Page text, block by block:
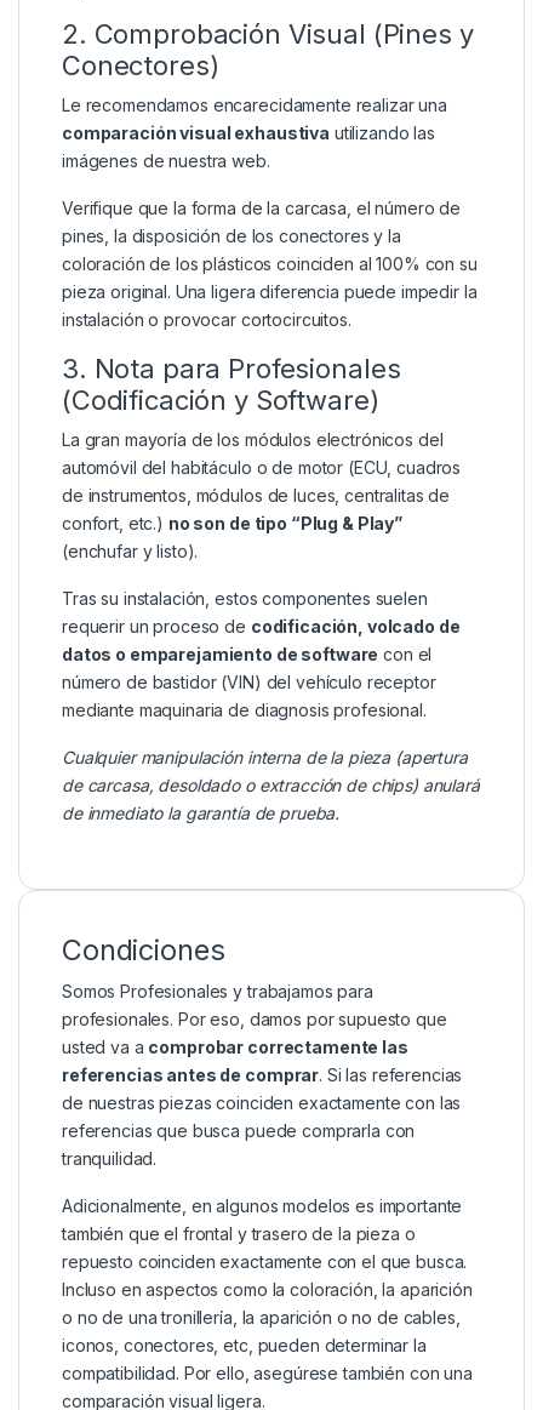
2. Comprobación Visual (Pines y
Conectores)
Le recomendamos encarecidamente realizar una
comparación visual exhaustiva utilizando las
imágenes de nuestra web.
Verifique que la forma de la carcasa, el número de
pines, la disposición de los conectores y la
coloración de los plásticos coinciden al 100% con su
pieza original. Una ligera diferencia puede impedir la
instalación o provocar cortocircuitos.
3. Nota para Profesionales
(Codificación y Software)
La gran mayoría de los módulos electrónicos del
automóvil del habitáculo o de motor (ECU, cuadros
de instrumentos, módulos de luces, centralitas de
confort, etc.) no son de tipo “Plug & Play”
(enchufar y listo).
Tras su instalación, estos componentes suelen
requerir un proceso de codificación, volcado de
datos o emparejamiento de software con el
número de bastidor (VIN) del vehículo receptor
mediante maquinaria de diagnosis profesional.
Cualquier manipulación interna de la pieza (apertura
de carcasa, desoldado o extracción de chips) anulará
de inmediato la garantía de prueba.
Condiciones
Somos Profesionales y trabajamos para
profesionales. Por eso, damos por supuesto que
usted va a comprobar correctamente las
referencias antes de comprar. Si las referencias
de nuestras piezas coinciden exactamente con las
referencias que busca puede comprarla con
tranquilidad.
Adicionalmente, en algunos modelos es importante
también que el frontal y trasero de la pieza o
repuesto coinciden exactamente con el que busca.
Incluso en aspectos como la coloración, la aparición
o no de una tronillería, la aparición o no de cables,
iconos, conectores, etc, pueden determinar la
compatibilidad. Por ello, asegúrese también con una
comparación visual ligera.